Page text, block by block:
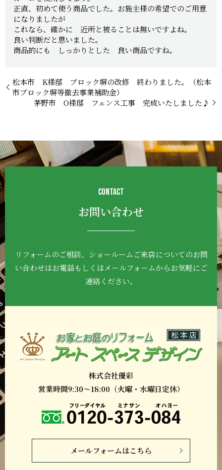
正直、初めて使う商品でした。お施主様の希望でのご用意
になりましたが
これなら、確かに 近所と被ることは無いですよね。
良い判断だと思いました。
商品的にも しっかりとした 良い商品ですね。
松本市 K様邸 ブロック塀の改修 終わりました。（松本
市ブロック塀等撤去事業補助金）
茅野市 O様邸 フェンス工事 完成いたしました♪
CONTACT
お問い合わせ
リフォームのご相談、ショールームご来店についてのお問
い合わせはお電話もしくはメールフォームからお気軽にご
連絡ください。
株式会社優彩
営業時間9:30～18:00（火曜・水曜日定休）
メールフォームはこちら